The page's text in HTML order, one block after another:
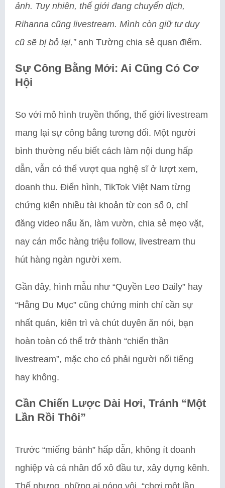
ảnh. Tuy nhiên, thế giới đang chuyển dịch,
Rihanna cũng livestream. Mình còn giữ tư duy
cũ sẽ bị bỏ lại,”anh Tường chia sẻ quan điểm.
Sự Công Bằng Mới: Ai Cũng Có Cơ
Hội
So với mô hình truyền thống, thế giới livestream
mang lại sự công bằng tương đối. Một người
bình thường nếu biết cách làm nội dung hấp
dẫn, vẫn có thể vượt qua nghệ sĩ ở lượt xem,
doanh thu. Điển hình, TikTok Việt Nam từng
chứng kiến nhiều tài khoản từ con số 0, chỉ
đăng video nấu ăn, làm vườn, chia sẻ mẹo vặt,
nay cán mốc hàng triệu follow, livestream thu
hút hàng ngàn người xem.
Gần đây, hình mẫu như “Quyền Leo Daily” hay
“Hằng Du Mục” cũng chứng minh chỉ cần sự
nhất quán, kiên trì và chút duyên ăn nói, bạn
hoàn toàn có thể trở thành “chiến thần
livestream”, mặc cho có phải người nổi tiếng
hay không.
Cần Chiến Lược Dài Hơi, Tránh “Một
Lần Rồi Thôi”
Trước “miếng bánh” hấp dẫn, không ít doanh
nghiệp và cá nhân đổ xô đầu tư, xây dựng kênh.
Thế nhưng, những ai nóng vội, “chơi một lần